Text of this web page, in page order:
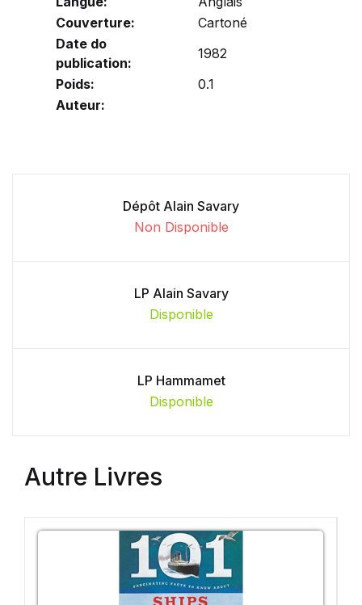
Couverture:
Cartoné
Date do
publication:
1982
Poids:
0.1
Auteur:
Dépôt Alain Savary
Non Disponible
LP Alain Savary
Disponible
LP Hammamet
Disponible
Autre Livres